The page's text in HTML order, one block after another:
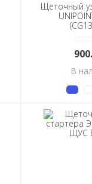
Щеточный
В